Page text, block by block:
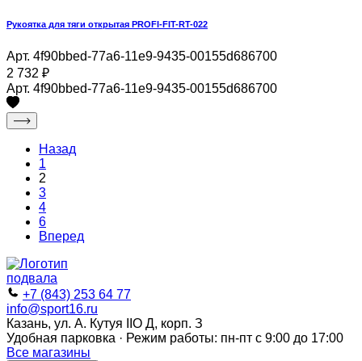
Рукоятка для тяги открытая PROFI-FIT-RT-022
Арт. 4f90bbed-77a6-11e9-9435-00155d686700
2 732 ₽
Арт. 4f90bbed-77a6-11e9-9435-00155d686700
Назад
1
2
3
4
6
Вперед
+7 (843) 253 64 77
info@sport16.ru
Казань, ул. А. Кутуя IIO Д, корп. З
Удобная парковка · Режим работы: пн-пт с 9:00 до 17:00
Все магазины